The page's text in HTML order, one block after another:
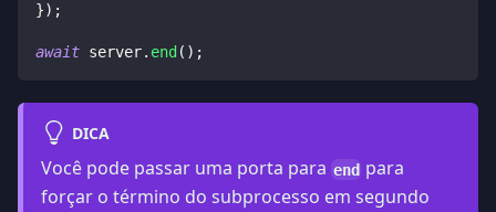
}) ;
await server. end ( ) ;
DICA
Você pode passar uma porta para end para
forçar o término do subprocesso em segundo